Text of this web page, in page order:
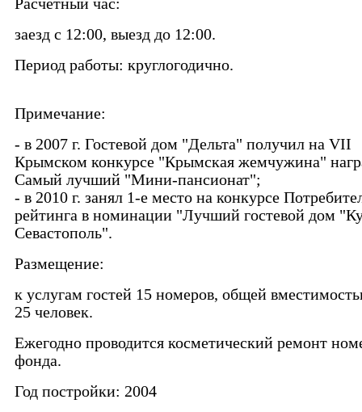
заезд с 12:00, выезд до 12:00.
Период работы: круглогодично.
Примечание:
- в 2007 г. Гостевой дом "Дельта" получил на VII
Крымском конкурсе "Крымская жемчужина"
Самый лучший "Мини-пансионат";
- в 2010 г. занял 1-е место на конкурсе
рейтинга в номинации "Лучший гостевой дом
Севастополь".
Размещение:
к услугам гостей 15 номеров, общей
25 человек.
Ежегодно проводится косметический ремонт
фонда.
Год постройки: 2004